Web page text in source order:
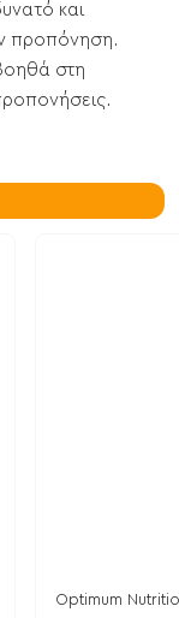
και
προπόνηση.
στη
Optimum